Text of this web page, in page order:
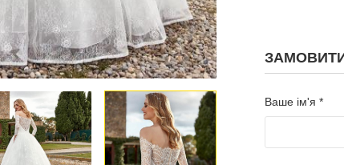
Ваше ім'я *